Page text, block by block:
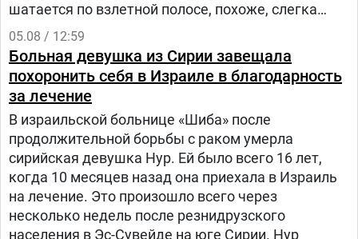
шатается по взлетной полосе, похоже, слегка
прихрамывая", — написал журналист.
05.08 / 12:59
Больная девушка из Сирии завещала
похоронить себя в Израиле в благодарность
за лечение
В израильской больнице «Шиба» после
продолжительной борьбы с раком умерла
сирийская девушка Нур. Ей было всего 16 лет,
когда 10 месяцев назад она приехала в Израиль
на лечение. Это произошло всего через
несколько недель после резнидрузского
населения в Эс-Сувейде на юге Сирии. Нур